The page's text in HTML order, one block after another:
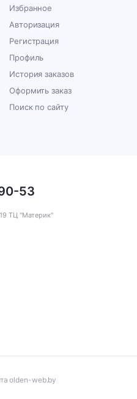
Избранное
Авторизация
Регистрация
Профиль
История заказов
Оформить заказ
Поиск по сайту
53
ТЦ "Материк"
olden-web.by